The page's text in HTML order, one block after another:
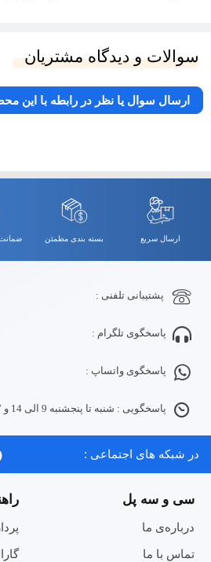
سوالات و دیدگاه مشتریان
ارسال سوال یا نظر در رابطه با این
ارسال سریع بسته بندی مطمئن
پشتیبانی تلفنی :
پاسخگوی تلگرام :
پاسخگوی واتساپ :
پاسخگویی : شنبه تا پنجشنبه 9 الی 14 و 17 الی 20
در شبکه های اجتماعی :
سی و سه پل
درباره‌ی ما
تماس با ما